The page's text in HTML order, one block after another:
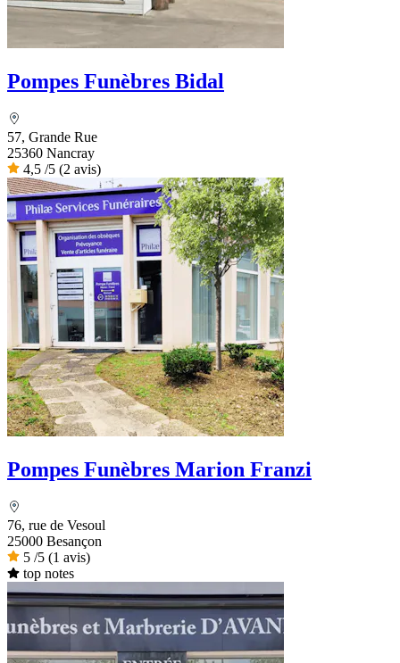
Pompes Funèbres Bidal
57, Grande Rue
25360 Nancray
4,5 /5 (2 avis)
Pompes Funèbres Marion Franzi
76, rue de Vesoul
25000 Besançon
5 /5 (1 avis)
top notes